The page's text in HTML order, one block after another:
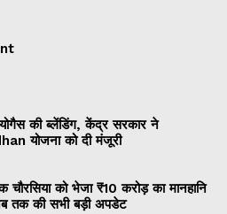
की ब्लेंडिंग, केंद्र सरकार ने
योजना को दी मंजूरी
चौरसिया को भेजा ₹10 करोड़ का मानहानि
तक की सभी बड़ी अपडेट